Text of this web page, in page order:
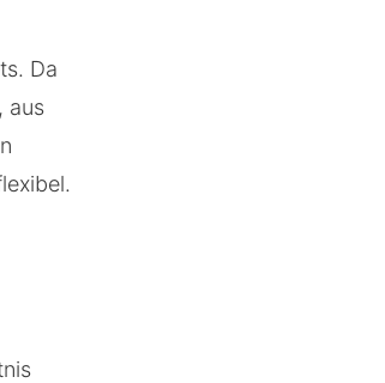
Da
aus